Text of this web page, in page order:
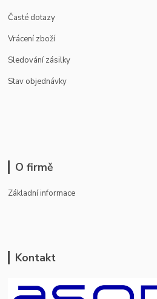
Časté dotazy
Vrácení zboží
Sledování zásilky
Stav objednávky
O firmě
Základní informace
Kontakt